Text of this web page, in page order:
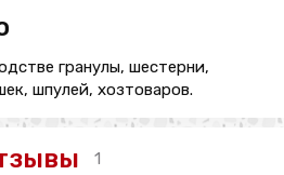
гранулы, шестерни,
шпулей, хозтоваров.
1